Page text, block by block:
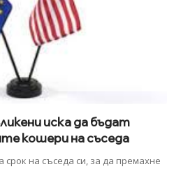
иска да бъдат
кошери на съседа
на съседа си, за да премахне